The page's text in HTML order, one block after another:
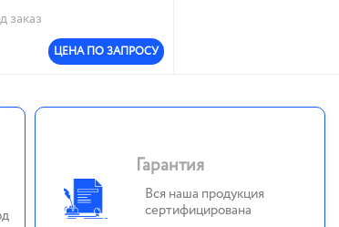
заказ
ЦЕНА ПО ЗАПРОСУ
Гарантия
Вся наша продукция
сертифицирована